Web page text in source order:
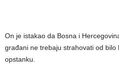
On je istakao da Bosna i
građani ne trebaju strahovati od bilo
opstanku.